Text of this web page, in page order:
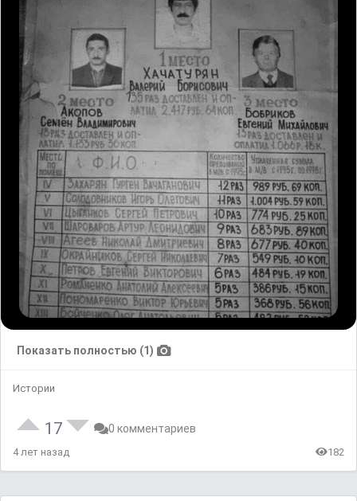
Показать полностью (1)
Истории
17 0 комментариев
4 лет назад 182